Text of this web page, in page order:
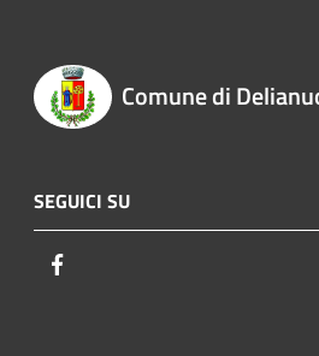
Comune di
SEGUICI SU